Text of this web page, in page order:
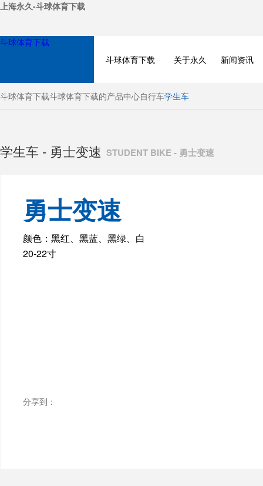
上海永久-斗球体育下载
斗球体育下载
斗球体育下载
关于永久 新闻资讯
斗球体育下载斗球体育下载的产品中心自行车学生车
BICYCLE
ELECTRIC BIKE
学生车 - 勇士变速 STUDENT BIKE - 勇士变速
勇士变速
颜色：黑红、黑蓝、黑绿、白
20-22寸
分享到：